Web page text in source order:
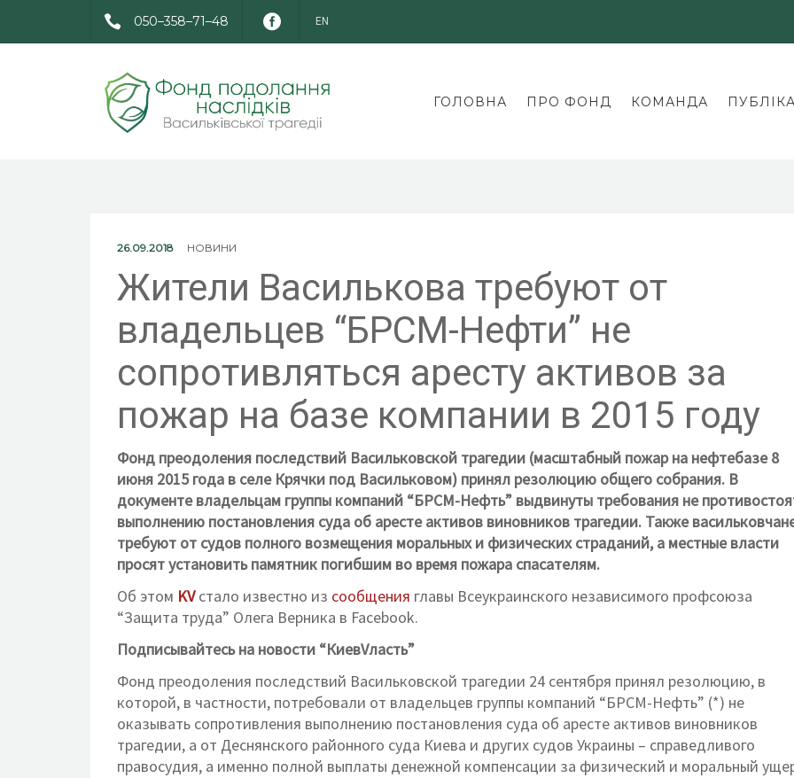
050–358–71–48 EN
ГОЛОВНА ПРО ФОНД КОМАНДА
26.09.2018 НОВИНИ
Жители Василькова требуют от
владельцев “БРСМ-Нефти” не
сопротивляться аресту активов за
пожар на базе компании в 2015 году
Фонд преодоления последствий Васильковской трагедии (масштабный пожар на нефтебазе 8
июня 2015 года в селе Крячки под Васильковом) принял резолюцию общего собрания. В
документе владельцам группы компаний “БРСМ-Нефть” выдвинуты требования не
выполнению постановления суда об аресте активов виновников трагедии. Также
требуют от судов полного возмещения моральных и физических страданий, а местные власти
просят установить памятник погибшим во время пожара спасателям.
Об этом KVстало известно из сообщения главы Всеукраинского независимого профсоюза
“Защита труда” Олега Верника в Facebook.
Подписывайтесь на новости “КиевVласть”
Фонд преодоления последствий Васильковской трагедии 24 сентября принял резолюцию, в
которой, в частности, потребовали от владельцев группы компаний “БРСМ-Нефть” (*) не
оказывать сопротивления выполнению постановления суда об аресте активов виновников
трагедии, а от Деснянского районного суда Киева и других судов Украины – справедливого
правосудия, а именно полной выплаты денежной компенсации за физический и моральный